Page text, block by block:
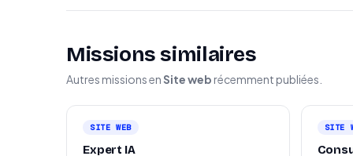
Missions similaires
Autres missions enSite web récemment publiées.
SITE WEB
Expert IA
SITE